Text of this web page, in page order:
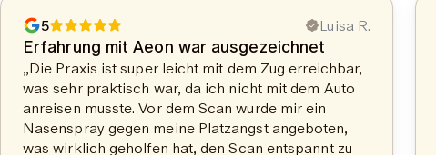
5 Luisa R.
Erfahrung mit Aeon war ausgezeichnet
„Die Praxis ist super leicht mit dem Zug erreichbar,
was sehr praktisch war, da ich nicht mit dem Auto
anreisen musste. Vor dem Scan wurde mir ein
Nasenspray gegen meine Platzangst angeboten,
was wirklich geholfen hat, den Scan entspannt zu